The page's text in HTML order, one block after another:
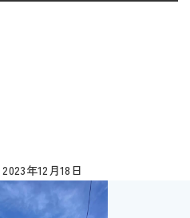
2023年12月18日